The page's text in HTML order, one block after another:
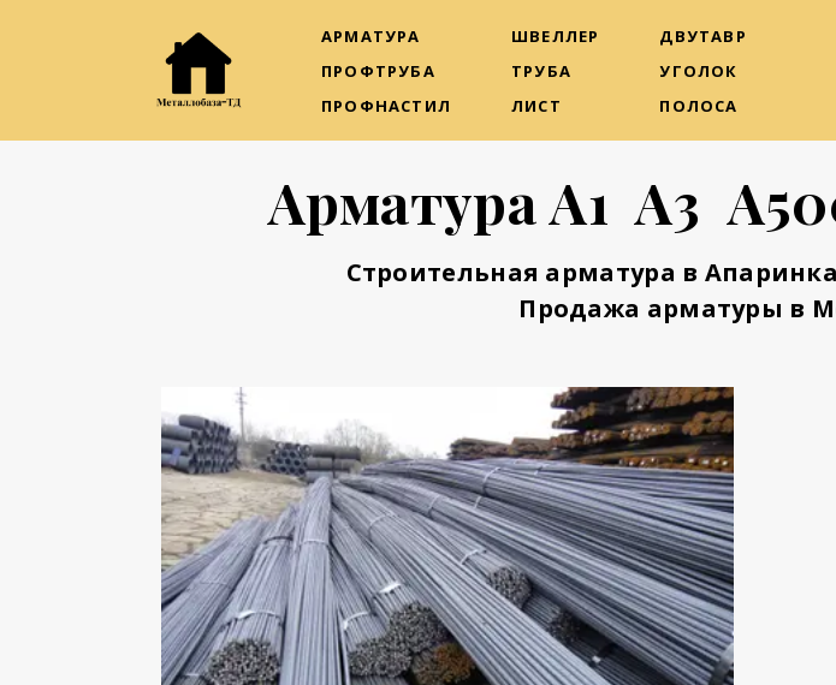
АРМАТУРА
ПРОФТРУБА
ПРОФНАСТИЛ
ШВЕЛЛЕР
ТРУБА
ЛИСТ
ДВУТАВР
УГОЛОК
ПОЛОСА
Арматура А1 А3
Строительная арматура в
Продажа арматуры в